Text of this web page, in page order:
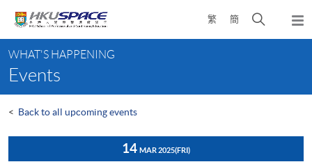
content
繁 簡
Open
search
content
start
WHAT'S HAPPENING
Events
< Back to all upcoming events
14 MAR 2025(FRI)